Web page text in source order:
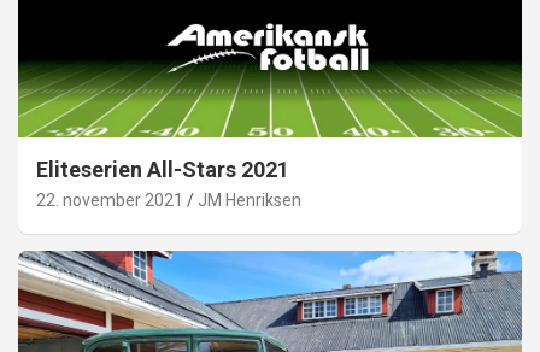
Eliteserien All-Stars 2021
22. november 2021 JM Henriksen